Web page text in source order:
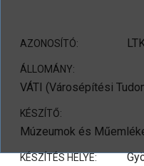
AZONOSÍTÓ:
ÁLLOMÁNY:
VÁTI (Városépítési
KÉSZÍTŐ:
Múzeumok és
KÉSZÍTÉS HELYE: